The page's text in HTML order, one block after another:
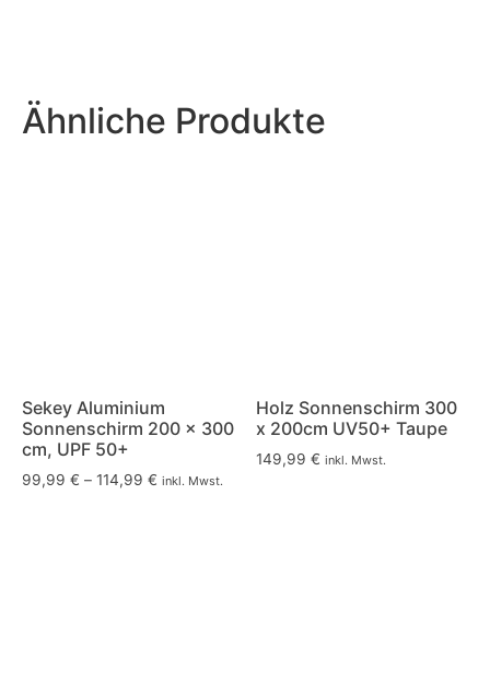
Ähnliche Produkte
Sekey Aluminium
Sonnenschirm 200 × 300
cm, UPF 50+
99,99 € – 114,99 € inkl. Mwst.
Holz Sonnenschirm 300
x 200cm UV50+ Taupe
149,99 € inkl. Mwst.